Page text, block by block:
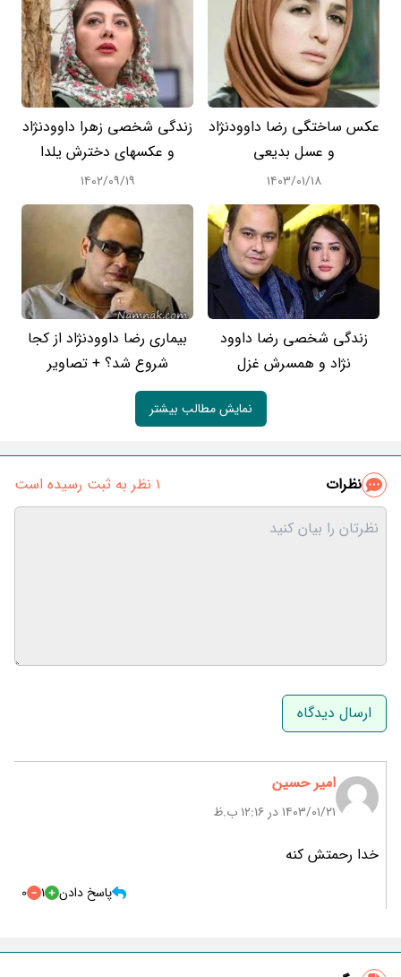
عکس ساختگی رضا داوودنژاد
و عسل بدیعی
۱۴۰۳/۰۱/۱۸
زندگی شخصی زهرا داوودنژاد
و عکسهای دخترش یلدا
۱۴۰۲/۰۹/۱۹
زندگی شخصی رضا داوود
نژاد و همسرش غزل
بیماری رضا داوودنژاد از کجا
شروع شد؟ + تصاویر
نمایش مطالب بیشتر
نظرات 1 نظر به ثبت رسیده است
نام و نام خانوادگی
ایمیل
امیر حسین
۱۴۰۳/۰۱/۲۱ در 12:16 ب.ظ
خدا رحمتش کنه
پاسخ دادن 1
0